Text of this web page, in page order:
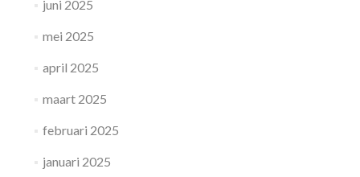
juni 2025
mei 2025
april 2025
maart 2025
februari 2025
januari 2025